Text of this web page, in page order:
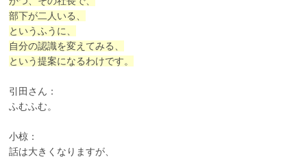
部下が二人いる、
というふうに、
自分の認識を変えてみる、
という提案になるわけです。
引田さん：
ふむふむ。
小椋：
話は大きくなりますが、